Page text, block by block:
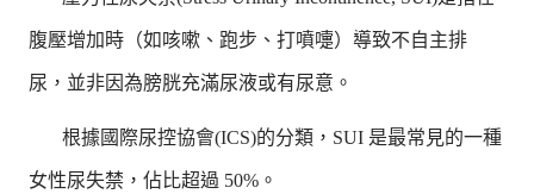
腹壓增加時（如咳嗽、跑步、打噴嚏）導致不自主排
尿，並非因為膀胱充滿尿液或有尿意。
根據國際尿控協會(ICS)的分類，SUI 是最常見的一種
女性尿失禁，佔比超過 50%。